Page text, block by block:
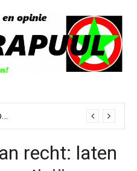
Bestorming Ceuta gevolg van op sociale media verspreide hoax?
recht: laten